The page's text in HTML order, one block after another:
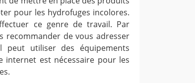
pour les hydrofuges incolores.
ce genre de travail. Par
recommander de vous adresser
peut utiliser des équipements
internet est nécessaire pour les